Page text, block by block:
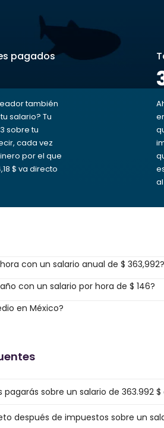
pagados
también
salario? Tu
sobre tu
cada vez
por el que
$ va directo
con un salario anual de $ 363,992?
con un salario por hora de $ 146?
en México?
sobre un salario de 363.992 $
después de impuestos sobre un